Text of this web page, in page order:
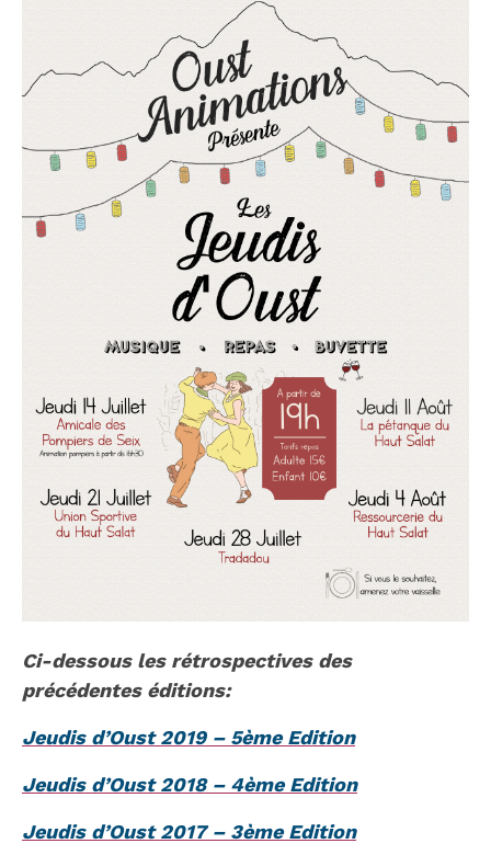
Ci-dessous les rétrospectives des
précédentes éditions:
Jeudis d’Oust 2019 – 5ème Edition
Jeudis d’Oust 2018 – 4ème Edition
Jeudis d’Oust 2017 – 3ème Edition